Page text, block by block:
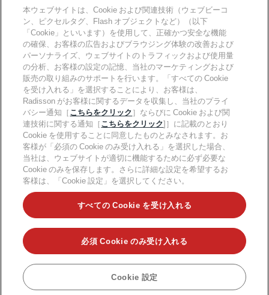
予約
ラディソンホテルアプリ
スポーツ認定ホテル
ファミリーフレンドリーホテル
健康と安全
Radisson Hotel Group
メディア
キャリアRHG
採用情報PPHE
採用情報EHL
The Club by RHG
能力開発の機会
責任あるビジネス
調達
法務
プライバシー通知
法的通知
Radisson Rewardsの利用規約
サイト使用許諾契約書
デジタルアクセシビリティ
現代奴隷制に関する声明
ヘルプ
消費者アラート
連絡先
よくある質問
サイトマップ
ソーシャルメディア
Radisson Hotels ブランド
人気のお得な情報をお見逃しなく
©2026Radisson Hotel Group.All rights reserved.RHG Radisson Hotel
Group、Radisson、Radisson RED、Radisson Blu、Radisson
Collection、Radisson Individuals、Park Plaza、Park Inn、Country Inn &
Suites、Prize by Radisson、Radisson Rewards、および Radisson
Meetings は Radisson Hotel Group の登録商標です。
本ウェブサイトは、Cookie および関連技術（ウェブビーコ
ン、ピクセルタグ、Flash オブジェクトなど）（以下
「Cookie」といいます）を使用して、正確かつ安全な機能
の確保、お客様の広告およびブラウジング体験の改善および
パーソナライズ、ウェブサイトのトラフィックおよび使用量
の分析、お客様の設定の記憶、当社のマーケティングおよび
販売の取り組みのサポートを行います。「すべての Cookie
を受け入れる」を選択することにより、お客様は、
Radisson がお客様に関するデータを収集し、当社のプライ
バシー通知［こちらをクリック］ならびに Cookie および関
連技術に関する通知［こちらをクリック]］に記載のとおり
Cookie を使用することに同意したものとみなされます。お
客様が「必須の Cookie のみ受け入れる」を選択した場合、
当社は、ウェブサイトが適切に機能するために必ず必要な
Cookie のみを保存します。さらに詳細な設定を希望するお
客様は、「Cookie 設定」を選択してください。
すべての Cookie を受け入れる
必須 Cookie のみ受け入れる
Cookie 設定